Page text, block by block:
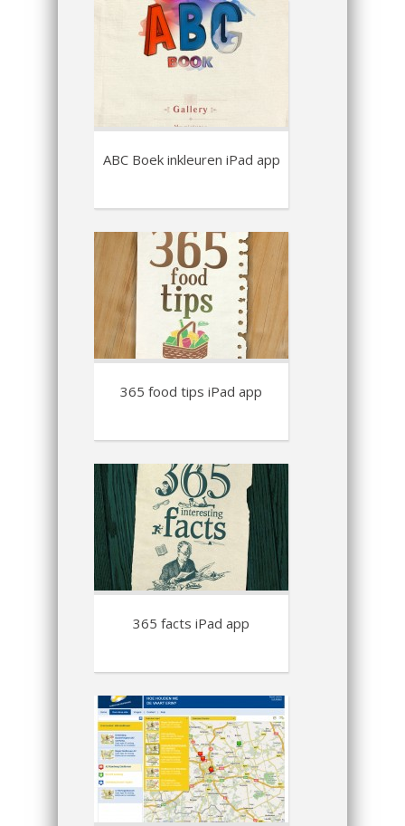
ABC Boek inkleuren iPad app
365 food tips iPad app
365 facts iPad app